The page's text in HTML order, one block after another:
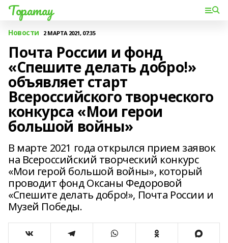
Торатау
Новости 2 МАРТА 2021, 07:35
Почта России и фонд
«Спешите делать добро!»
объявляет старт
Всероссийского творческого
конкурса «Мои герои
большой войны»
В марте 2021 года открылся прием заявок
на Всероссийский творческий конкурс
«Мои герой большой войны», который
проводит фонд Оксаны Федоровой
«Спешите делать добро!», Почта России и
Музей Победы.